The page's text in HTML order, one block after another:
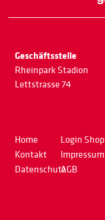
Geschäftsstelle
Rheinpark Stadion
Lettstrasse 74
Home
Kontakt
Datenschutz
Login Shop
Impressum
AGB